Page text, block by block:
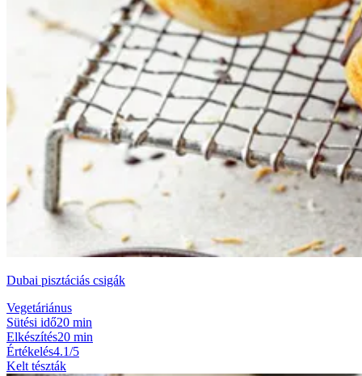
Dubai pisztáciás csigák
Vegetáriánus
Sütési idő20 min
Elkészítés20 min
Értékelés4.1/5
Kelt tészták